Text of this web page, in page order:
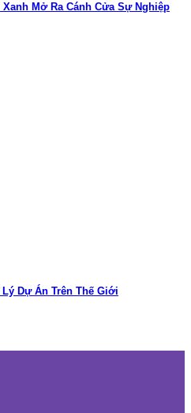
Mở Ra Cánh Cửa Sự Nghiệp
Dự Án Trên Thế Giới